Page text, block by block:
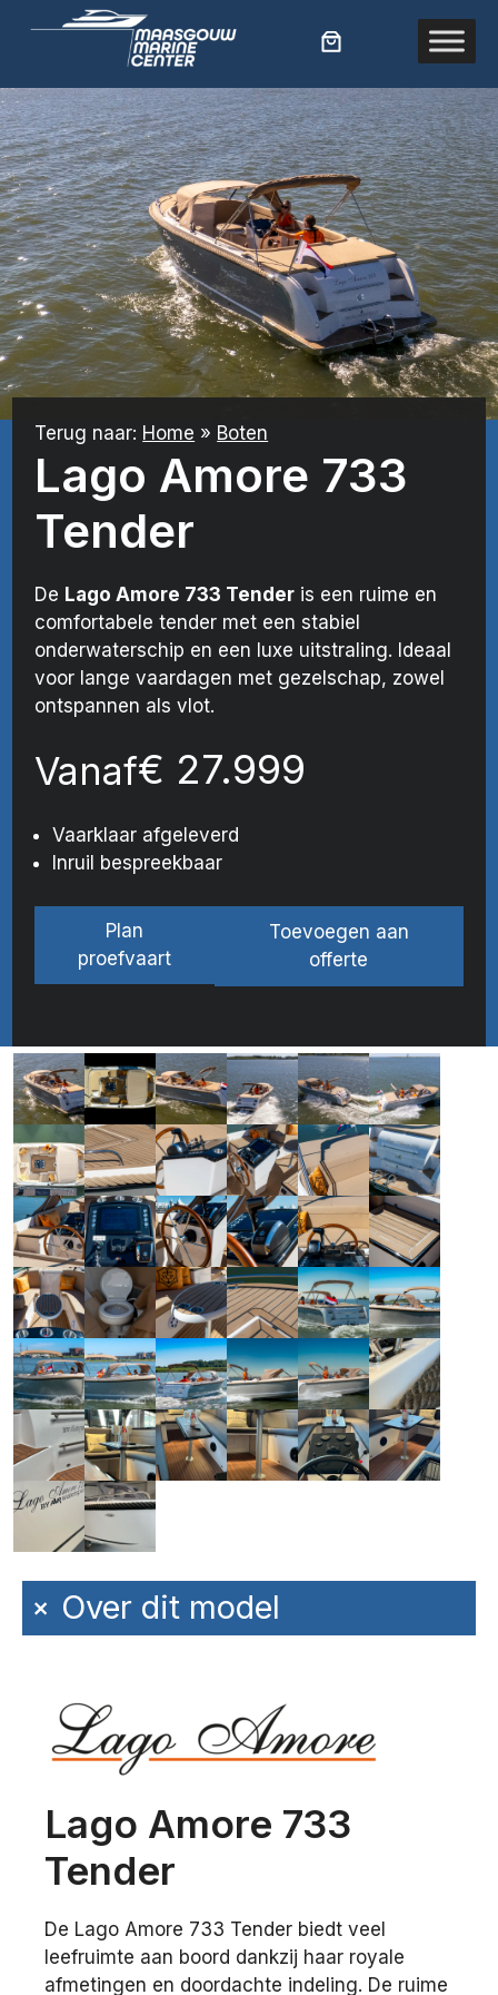
inhoud
Terug naar: Home » Boten
Lago Amore 733
Tender
De Lago Amore 733 Tender is een ruime en
comfortabele tender met een stabiel
onderwaterschip en een luxe uitstraling. Ideaal
voor lange vaardagen met gezelschap, zowel
ontspannen als vlot.
Vanaf€ 27.999
Vaarklaar afgeleverd
Inruil bespreekbaar
Plan
proefvaart
Toevoegen aan
offerte
+ Over dit model
Lago Amore 733
Tender
De Lago Amore 733 Tender biedt veel
leefruimte aan boord dankzij haar royale
afmetingen en doordachte indeling. De ruime